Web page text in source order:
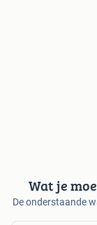
Wat je
De onderstaande